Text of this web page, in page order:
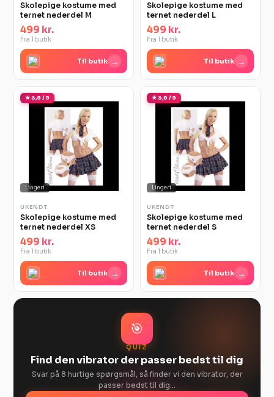
Skolepige kostume med
ternet nederdel M
499 kr.
Fra 1 butik
Til butik →
Skolepige kostume med
ternet nederdel L
499 kr.
Fra 1 butik
Til butik →
★ 3,6 / 5
Lingeri
UKENDT
Skolepige kostume med
ternet nederdel XS
499 kr.
Fra 1 butik
Til butik →
★ 3,6 / 5
Lingeri
UKENDT
Skolepige kostume med
ternet nederdel S
499 kr.
Fra 1 butik
Til butik →
🎯
QUIZ
Find den vibrator der passer bedst til dig
Svar på 8 hurtige spørgsmål, så finder vi den vibrator, der
passer bedst til dig…